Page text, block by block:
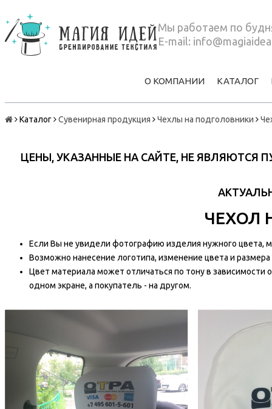
Мы работаем по
E-mail:
О КОМПАНИИ КАТАЛОГ
Каталог Сувенирная продукция Чехлы на подголовники
ЦЕНЫ, УКАЗАННЫЕ НА САЙТЕ, НЕ
ЧЕХОЛ
Если Вы не увидели фотографию изделия нужного цвета,
Возможно нанесение логотипа, изменение цвета и
Цвет материала может отличаться по тону в зависимости
одном экране, а покупатель - на другом.